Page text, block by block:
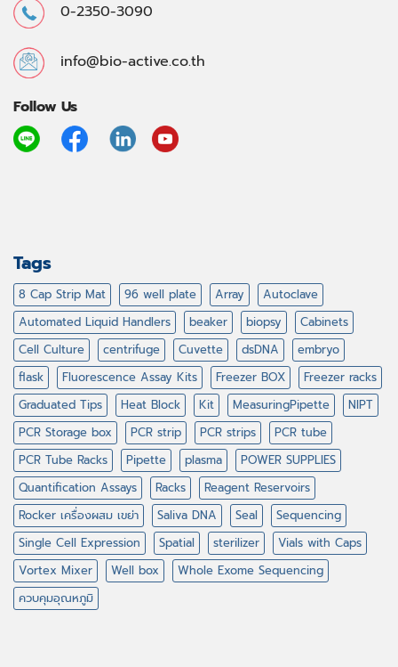
0-2350-3090
info@bio-active.co.th
Follow Us
Tags
8 Cap Strip Mat 96 well plate Array
Autoclave
Automated Liquid Handlers
beaker biopsy
Cabinets
Cell Culture
centrifuge Cuvette dsDNA
embryo
flask
Fluorescence Assay Kits Freezer BOX
Freezer racks
Graduated Tips
Heat Block Kit MeasuringPipette
NIPT
PCR Storage box
PCR strip PCR strips
PCR tube
PCR Tube Racks
Pipette plasma
POWER SUPPLIES
Quantification Assays
Racks
Reagent Reservoirs
Rocker เครื่องผสม เขย่า
Saliva DNA Seal
Sequencing
Single Cell Expression
Spatial sterilizer
Vials with Caps
Vortex Mixer
Well box
Whole Exome Sequencing
ควบคุมอุณหภูมิ